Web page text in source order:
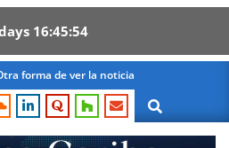
16 45 53
forma de ver la noticia
Search